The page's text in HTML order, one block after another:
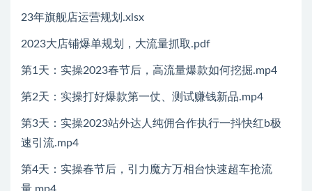
23年旗舰店运营规划.xlsx
2023大店铺爆单规划，大流量抓取.pdf
第1天：实操2023春节后，高流量爆款如何挖掘.mp4
第2天：实操打好爆款第一仗、测试赚钱新品.mp4
第3天：实操2023站外达人纯佣合作执行一抖快红b极
速引流.mp4
第4天：实操春节后，引力魔方万相台快速超车抢流
量.mp4